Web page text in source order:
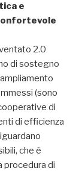
e
2.0
di sostegno
(sono
di
di efficienza
che è
procedura di